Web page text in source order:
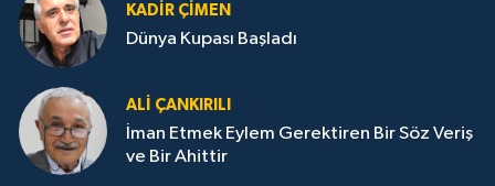
KADIR ÇIMEN
Dünya Kupası Başladı
ALI ÇANKIRILI
İman Etmek Eylem Gerektiren Bir Söz Veriş
ve Bir Ahittir